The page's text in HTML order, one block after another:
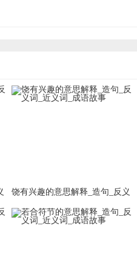
饶有兴趣的意思解释_造句_反义
词_近义词_成语故事